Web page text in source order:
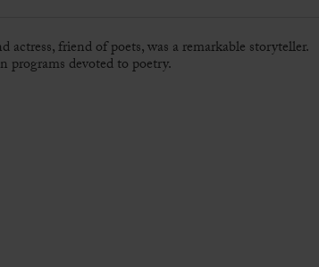
friend of poets, was a remarkable storyteller.
programs devoted to poetry.